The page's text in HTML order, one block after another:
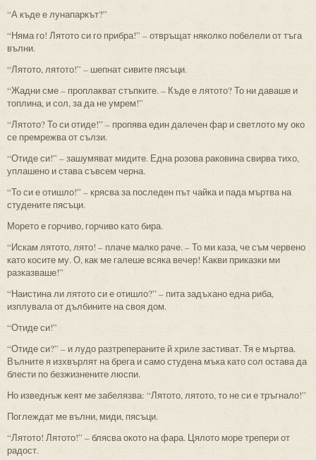
“А къде е лунапаркът?”
“Няма го! Лятото си го прибра!” – отвръщат няколко побелели от тъга
вълни.
“Лятото, лятото!” – шепнат сивите пясъци.
“Жадни сме – проплакват стъпките. – Къде е лятото? То ни даваше и
топлина, и сол, за да не умрем!”
“Лятото? То си отиде!” – пропява един далечен фар и светлото му око
се премрежва от сълзи.
“Отиде си!” – зашумяват мидите. Една розова раковина свирва тихо,
уплашено и става съвсем черна.
“То си е отишло!” – крясва за последен път чайка и пада мъртва на
студените пясъци.
Морето е горчиво, горчиво като бира.
“Искам лятото, лято! – плаче малко раче. – То ми каза, че съм червено
като косите му. О, как ме галеше всяка вечер! Какви приказки ми
разказваше!”
“Наистина ли лятото си е отишло?” – пита задъхано една риба,
изплувала от дълбините на своя дом.
“Отиде си!”
“Отиде си?” – и лудо разтрепераните й хриле застиват. Тя е мъртва.
Вълните я изхвърлят на брега и само студена мъка като сол остава да
блести по безжизнените люспи.
Но изведнъж кеят ме забелязва: “Лятото, лятото, то не си е тръгнало!”
Поглеждат ме вълни, миди, пясъци.
“Лятото! Лятото!” – блясва окото на фара. Цялото море трепери от
радост.